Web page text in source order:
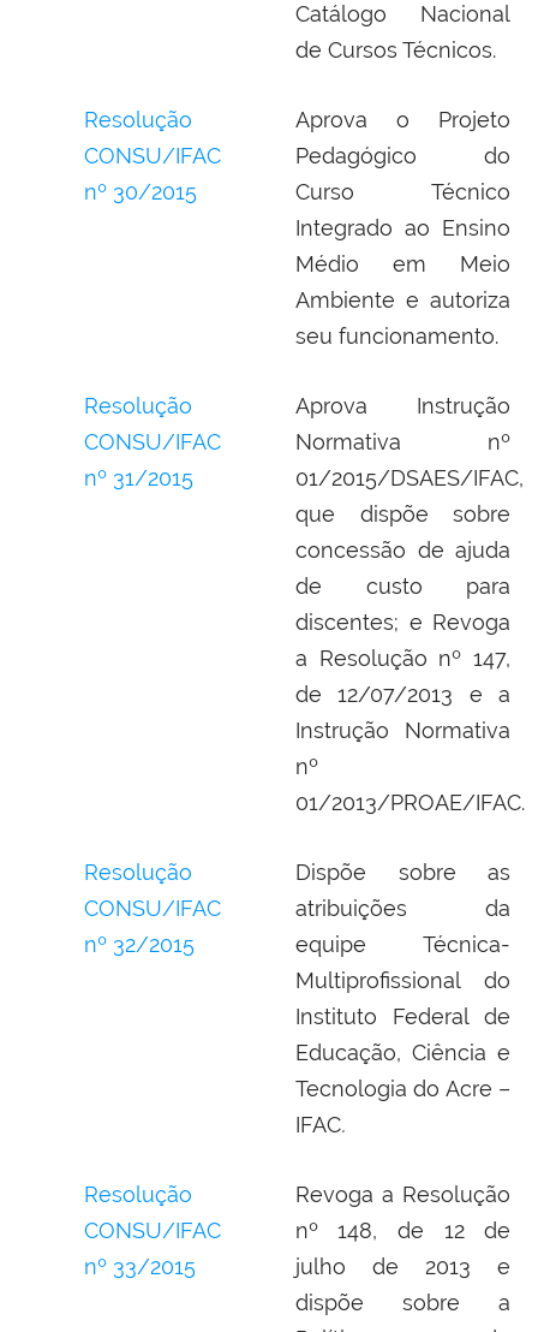
Catálogo Nacional
de Cursos Técnicos.
Resolução
CONSU/IFAC
nº 30/2015
Aprova o Projeto
Pedagógico do
Curso Técnico
Integrado ao Ensino
Médio em Meio
Ambiente e autoriza
seu funcionamento.
Resolução
CONSU/IFAC
nº 31/2015
Aprova Instrução
Normativa nº
01/2015/DSAES/IFAC,
que dispõe sobre
concessão de ajuda
de custo para
discentes; e Revoga
a Resolução nº 147,
de 12/07/2013 e a
Instrução Normativa
nº
01/2013/PROAE/IFAC.
Resolução
CONSU/IFAC
nº 32/2015
Dispõe sobre as
atribuições da
equipe Técnica-
Multiprofissional do
Instituto Federal de
Educação, Ciência e
Tecnologia do Acre –
IFAC.
Resolução
CONSU/IFAC
nº 33/2015
Revoga a Resolução
nº 148, de 12 de
julho de 2013 e
dispõe sobre a